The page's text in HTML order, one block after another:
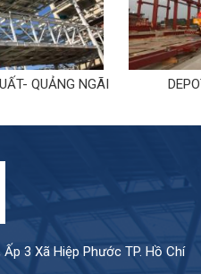
QUẢNG NGÃI
3 Xã Hiệp Phước TP. Hồ Chí